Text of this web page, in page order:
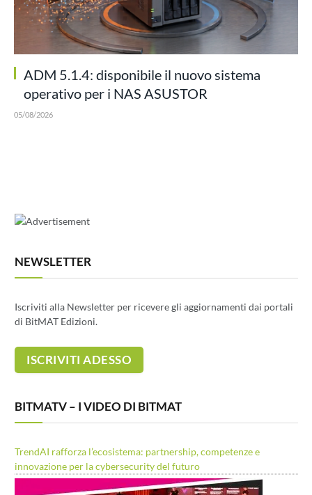
ADM 5.1.4: disponibile il nuovo sistema
operativo per i NAS ASUSTOR
05/08/2026
NEWSLETTER
Iscriviti alla Newsletter per ricevere gli aggiornamenti dai portali
di BitMAT Edizioni.
BITMATV – I VIDEO DI BITMAT
TrendAI rafforza l’ecosistema: partnership, competenze e
innovazione per la cybersecurity del futuro